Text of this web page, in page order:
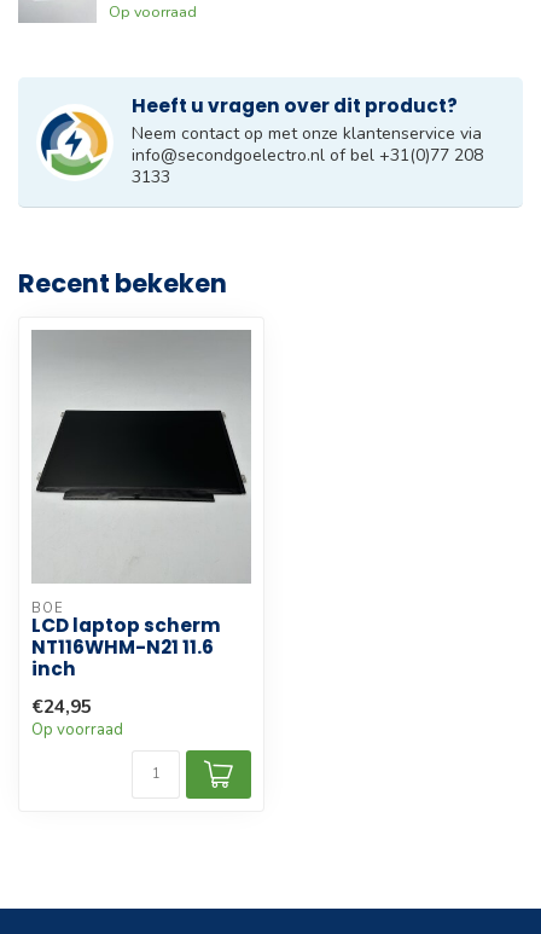
Op voorraad
Heeft u vragen over dit product?
Neem contact op met onze klantenservice via
info@secondgoelectro.nl of bel +31(0)77 208
3133
Recent bekeken
BOE
LCD laptop scherm
NT116WHM-N21 11.6
inch
€24,95
Op voorraad